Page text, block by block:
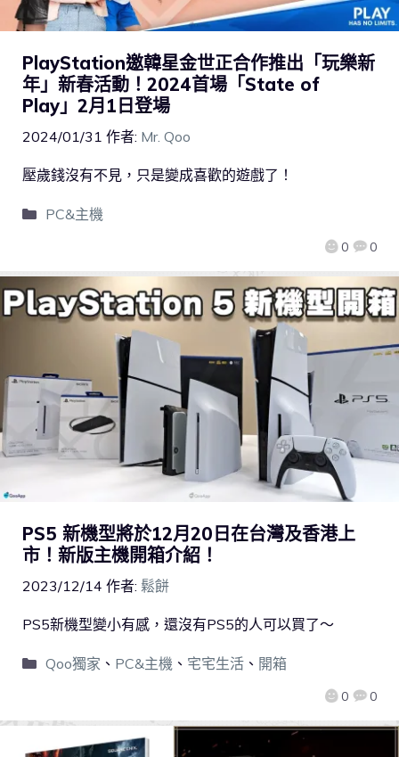
PlayStation邀韓星金世正合作推出「玩樂新
年」新春活動！2024首場「State of
Play」2月1日登場
2024/01/31 作者: Mr. Qoo
0 0
壓歲錢沒有不見，只是變成喜歡的遊戲了！
PC&主機
PS5 新機型將於12月20日在台灣及香港上
市！新版主機開箱介紹！
2023/12/14 作者: 鬆餅
0 0
PS5新機型變小有感，還沒有PS5的人可以買了～
Qoo獨家 、 PC&主機、 宅宅生活、 開箱